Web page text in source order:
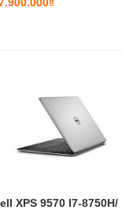
XPS 9570 I7-8750H/